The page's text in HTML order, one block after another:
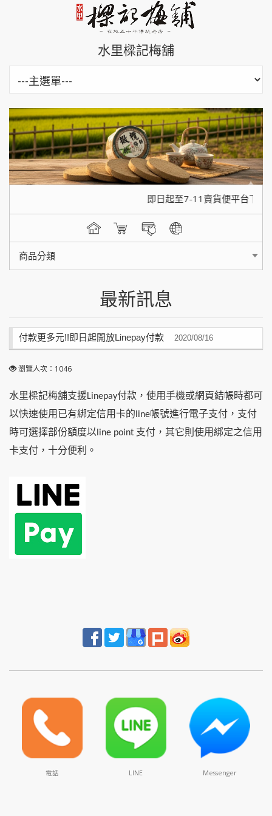
水里樑記梅舖
即日起至7-11賣貨便平台下單
商品分類
最新訊息
付款更多元!!即日起開放Linepay付款
瀏覽人次：1046
水里樑記梅舖支援Linepay付款，使用手機或網頁結帳時都可
以快速使用已有綁定信用卡的line帳號進行電子支付，支付
時可選擇部份額度以line point 支付，其它則使用綁定之信用
卡支付，十分便利。
電話 LINE Messenger